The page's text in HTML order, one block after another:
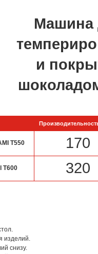
Машина
и
T550 170
T600 320
изделий.
снизу.